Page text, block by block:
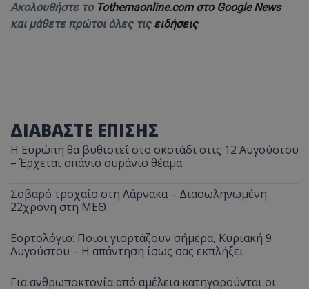
Ακολουθήστε το Tothemaonline.com στο Google News
και μάθετε πρώτοι όλες τις ειδήσεις
ΔΙΑΒΑΣΤΕ ΕΠΙΣΗΣ
Η Ευρώπη θα βυθιστεί στο σκοτάδι στις 12 Αυγούστου
– Έρχεται σπάνιο ουράνιο θέαμα
Σοβαρό τροχαίο στη Λάρνακα – Διασωληνωμένη
22χρονη στη ΜΕΘ
Εορτολόγιο: Ποιοι γιορτάζουν σήμερα, Κυριακή 9
Αυγούστου – Η απάντηση ίσως σας εκπλήξει
Για ανθρωποκτονία από αμέλεια κατηγορούνται οι